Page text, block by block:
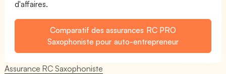
d'affaires.
Comparatif des assurances RC PRO
Saxophoniste pour auto-entrepreneur
Assurance RC Saxophoniste